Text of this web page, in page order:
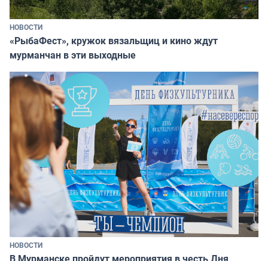
НОВОСТИ
«РыбаФест», кружок вязальщиц и кино ждут
мурманчан в эти выходные
НОВОСТИ